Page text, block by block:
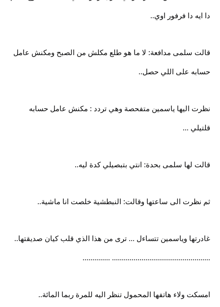
دا ايه دا فرفور اوي..
قالت سلمى مدافعة: لا ما هو طلع مكلش من الصبح ومكنش عامل
حسابه على اللي حصل..
نظرت اليها ياسمين متفحصة وهي تردد : مكنش عامل حسابه
قلتيلي ...
قالت لها سلمى بحدة: انتي بتبصيلي كدة ليه..
ثم نظرت الى ساعتها وقالت: النبطشية خلصت انا ماشية..
غادرتها وياسمين تتساءل ... ترى من هذا الذي قلب كيان صديقتها..
.................................................. ..............
امسكت ولاء هاتفها المحمول تنظر اليه للمرة ربما المائة..